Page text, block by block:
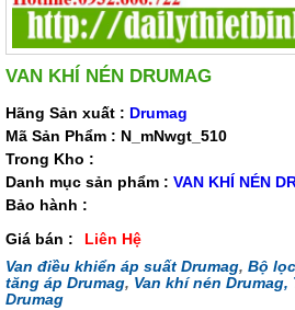
VAN KHÍ NÉN DRUMAG
Hãng Sản xuất : Drumag
Mã Sản Phẩm : N_mNwgt_510
Trong Kho :
Danh mục sản phẩm : VAN KHÍ NÉN
Bảo hành :
Giá bán :
Liên Hệ
Van điều khiển áp suất Drumag, Bộ
tăng áp Drumag, Van khí nén Drumag,
Drumag